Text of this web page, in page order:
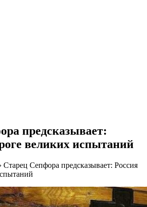
предсказывает:
великих испытаний
› Старец Сепфора предсказывает: Россия